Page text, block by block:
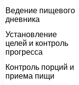
Ведение пищевого
дневника
Установление
целей и контроль
прогресса
Контроль порций и
приема пищи